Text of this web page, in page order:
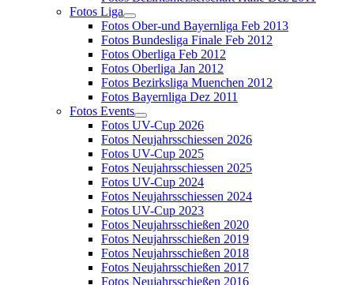
Fotos Liga
Fotos Ober-und Bayernliga Feb 2013
Fotos Bundesliga Finale Feb 2012
Fotos Oberliga Feb 2012
Fotos Oberliga Jan 2012
Fotos Bezirksliga Muenchen 2012
Fotos Bayernliga Dez 2011
Fotos Events
Fotos UV-Cup 2026
Fotos Neujahrsschiessen 2026
Fotos UV-Cup 2025
Fotos Neujahrsschiessen 2025
Fotos UV-Cup 2024
Fotos Neujahrsschiessen 2024
Fotos UV-Cup 2023
Fotos Neujahrsschießen 2020
Fotos Neujahrsschießen 2019
Fotos Neujahrsschießen 2018
Fotos Neujahrsschießen 2017
Fotos Neujahrsschießen 2016